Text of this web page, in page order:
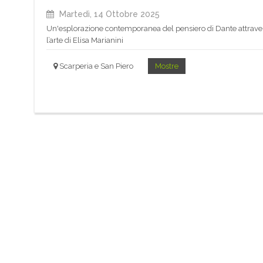
Martedì, 14 Ottobre 2025
Un'esplorazione contemporanea del pensiero di Dante
l’arte di Elisa Marianini
Scarperia e San Piero Mostre